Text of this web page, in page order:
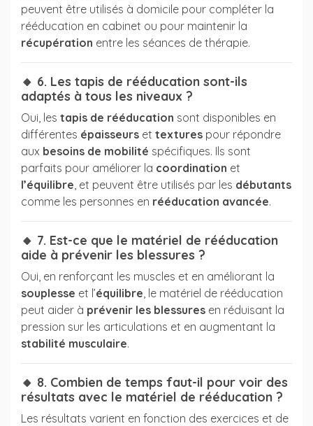
peuvent être utilisés à domicile pour compléter la
rééducation en cabinet ou pour maintenir la
récupération entre les séances de thérapie.
🔸 6. Les tapis de rééducation sont-ils
adaptés à tous les niveaux ?
Oui, les tapis de rééducation sont disponibles en
différentes épaisseurs et textures pour répondre
aux besoins de mobilité spécifiques. Ils sont
parfaits pour améliorer la coordination et
l’équilibre, et peuvent être utilisés par les débutants
comme les personnes en rééducation avancée.
🔸 7. Est-ce que le matériel de rééducation
aide à prévenir les blessures ?
Oui, en renforçant les muscles et en améliorant la
souplesse et l’équilibre, le matériel de rééducation
peut aider à prévenir les blessures en réduisant la
pression sur les articulations et en augmentant la
stabilité musculaire.
🔸 8. Combien de temps faut-il pour voir des
résultats avec le matériel de rééducation ?
Les résultats varient en fonction des exercices et de